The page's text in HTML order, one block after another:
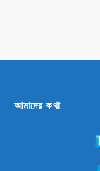
আমাদের কথা